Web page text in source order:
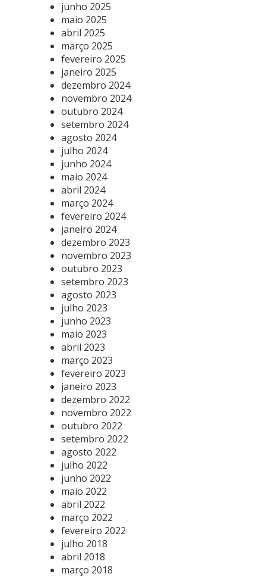
junho 2025
maio 2025
abril 2025
março 2025
fevereiro 2025
janeiro 2025
dezembro 2024
novembro 2024
outubro 2024
setembro 2024
agosto 2024
julho 2024
junho 2024
maio 2024
abril 2024
março 2024
fevereiro 2024
janeiro 2024
dezembro 2023
novembro 2023
outubro 2023
setembro 2023
agosto 2023
julho 2023
junho 2023
maio 2023
abril 2023
março 2023
fevereiro 2023
janeiro 2023
dezembro 2022
novembro 2022
outubro 2022
setembro 2022
agosto 2022
julho 2022
junho 2022
maio 2022
abril 2022
março 2022
fevereiro 2022
julho 2018
abril 2018
março 2018